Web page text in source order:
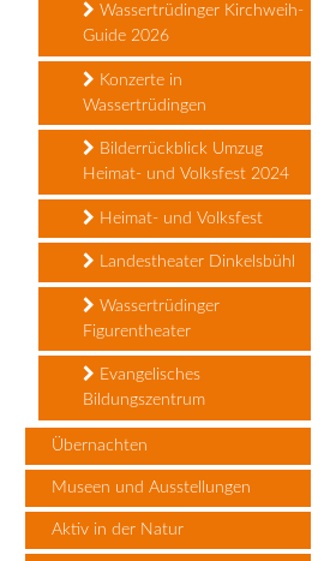
Wassertrüdinger Kirchweih-
Guide 2026
Konzerte in
Wassertrüdingen
Bilderrückblick Umzug
Heimat- und Volksfest 2024
Heimat- und Volksfest
Landestheater Dinkelsbühl
Wassertrüdinger
Figurentheater
Evangelisches
Bildungszentrum
Übernachten
Museen und Ausstellungen
Aktiv in der Natur